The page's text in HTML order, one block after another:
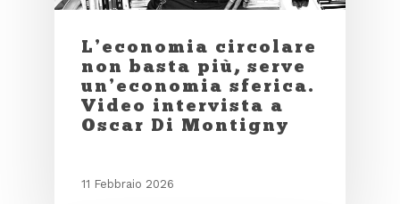
L’economia circolare
non basta più, serve
un’economia sferica.
Video intervista a
Oscar Di Montigny
11 Febbraio 2026